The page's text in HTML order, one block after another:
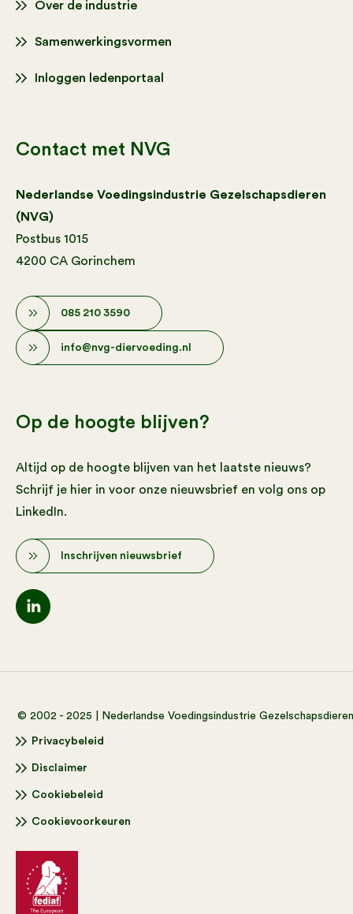
Over de industrie
Samenwerkingsvormen
Inloggen ledenportaal
Contact met NVG
Nederlandse Voedingsindustrie Gezelschapsdieren
(NVG)
Postbus 1015
4200 CA Gorinchem
085 210 3590
info@nvg-diervoeding.nl
Op de hoogte blijven?
Altijd op de hoogte blijven van het laatste nieuws?
Schrijf je hier in voor onze nieuwsbrief en volg ons op
LinkedIn.
Inschrijven nieuwsbrief
© 2002 - 2025 | Nederlandse Voedingsindustrie
Privacybeleid
Disclaimer
Cookiebeleid
Cookievoorkeuren